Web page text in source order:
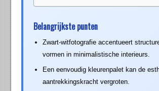
Belangrijkste punten
Zwart-witfotografie accentueert
vormen in minimalistische interieurs.
Een eenvoudig kleurenpalet kan de
aantrekkingskracht vergroten.